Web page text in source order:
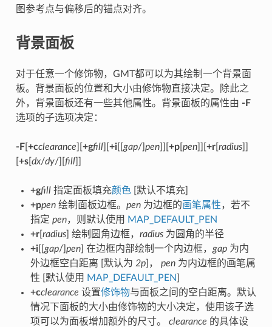
图参考点与偏移后的锚点对齐。
背景面板
对于任意一个修饰物，GMT都可以为其绘制一个背景面
板。背景面板的位置和大小由修饰物直接决定。除此之
外，背景面板还有一些其他属性。背景面板的属性由 -F
选项的子选项决定：
-F[+cclearance][+gfill][+i[[gap/]pen]][+p[pen]][+r[radius]]
[+s[dx/dy/][fill]]
+gfill指定面板填充颜色[默认不填充]
+ppen绘制面板边框。 pen为边框的画笔属性，若不
指定 pen，则默认使用 MAP_DEFAULT_PEN
+r[radius] 绘制圆角边框， radius为圆角的半径
+i[[gap/]pen] 在边框内部绘制一个内边框， gap为内
外边框空白距离 [默认为 2p]， pen为内边框的画笔属
性 [默认使用 MAP_DEFAULT_PEN]
+cclearance 设置修饰物与面板之间的空白距离。默认
情况下面板的大小由修饰物的大小决定，使用该子选
项可以为面板增加额外的尺寸。 clearance 的具体设